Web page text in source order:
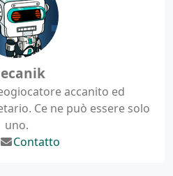
accanito ed
Ce ne può essere solo
uno.
Contatto